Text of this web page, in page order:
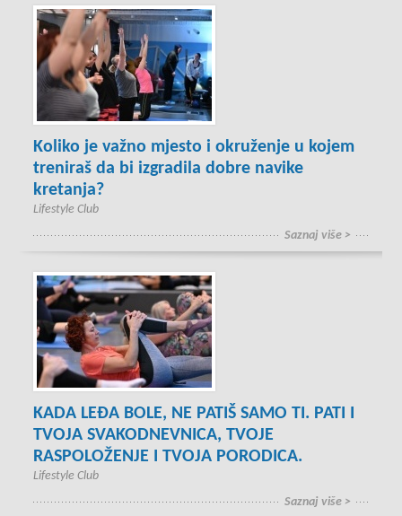
Koliko je važno mjesto i okruženje u kojem
treniraš da bi izgradila dobre navike
kretanja?
Lifestyle Club
Saznaj više >
KADA LEĐA BOLE, NE PATIŠ SAMO TI. PATI I
TVOJA SVAKODNEVNICA, TVOJE
RASPOLOŽENJE I TVOJA PORODICA.
Lifestyle Club
Saznaj više >